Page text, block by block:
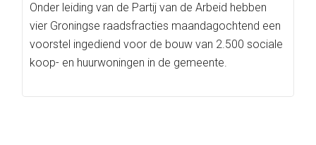
Onder leiding van de Partij van de Arbeid hebben
vier Groningse raadsfracties maandagochtend een
voorstel ingediend voor de bouw van 2.500 sociale
koop- en huurwoningen in de gemeente.